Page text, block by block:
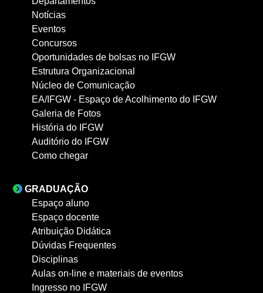
Notícias
Eventos
Concursos
Oportunidades de bolsas no IFGW
Estrutura Organizacional
Núcleo de Comunicação
EA/IFGW - Espaço de Acolhimento do IFGW
Galeria de Fotos
História do IFGW
Auditório do IFGW
Como chegar
GRADUAÇÃO
Espaço aluno
Espaço docente
Atribuição Didática
Dúvidas Frequentes
Disciplinas
Aulas on-line e materiais de eventos
Ingresso no IFGW